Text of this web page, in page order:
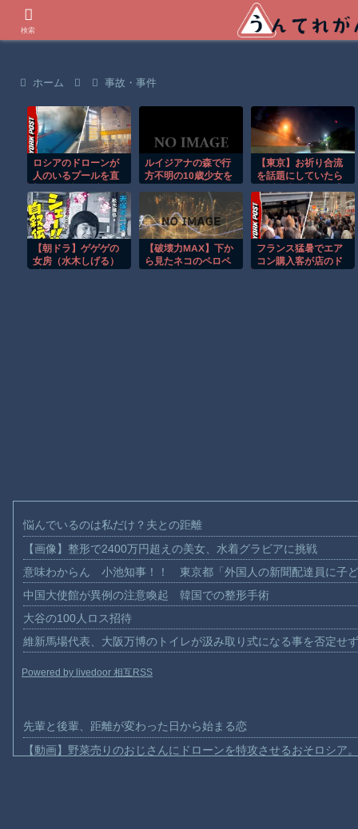
ホーム 事故・事件
ロシアのドローンが
人のいるプールを直
間！！
ルイジアナの森で行
方不明の10歳少女を
【東京】お祈り合流
を話題にしていたら
遇してしまうドラレ
コ。
【朝ドラ】ゲゲゲの
女房（水木しげる）
【破壊力MAX】下か
ら見たネコのペロペ
フランス猛暑でエア
コン購入客が店のド
悩んでいるのは私だけ？夫との距離
【画像】整形で2400万円超えの美女、水着グラビアに挑戦
意味わからん 小池知事！！ 東京都「外国人の新聞配達員に子
中国大使館が異例の注意喚起 韓国での整形手術
大谷の100人ロス招待
維新馬場代表、大阪万博のトイレが汲み取り式になる事を否定せ
Powered by livedoor 相互RSS
先輩と後輩、距離が変わった日から始まる恋
【動画】野菜売りのおじさんにドローンを特攻させるおそロシア
検索